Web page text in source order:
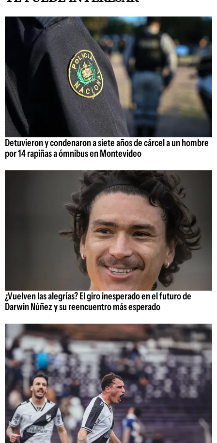
Detuvieron y condenaron a siete años de cárcel a un hombre
por 14 rapiñas a ómnibus en Montevideo
¿Vuelven las alegrías? El giro inesperado en el futuro de
Darwin Núñez y su reencuentro más esperado